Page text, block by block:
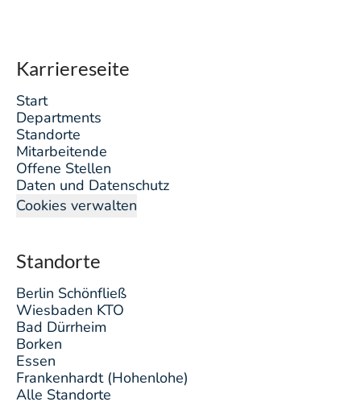
Karriereseite
Start
Departments
Standorte
Mitarbeitende
Offene Stellen
Daten und Datenschutz
Cookies verwalten
Standorte
Berlin Schönfließ
Wiesbaden KTO
Bad Dürrheim
Borken
Essen
Frankenhardt (Hohenlohe)
Alle Standorte